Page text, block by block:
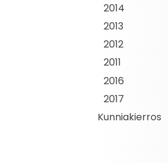
2014
2013
2012
2011
2016
2017
Kunniakierros